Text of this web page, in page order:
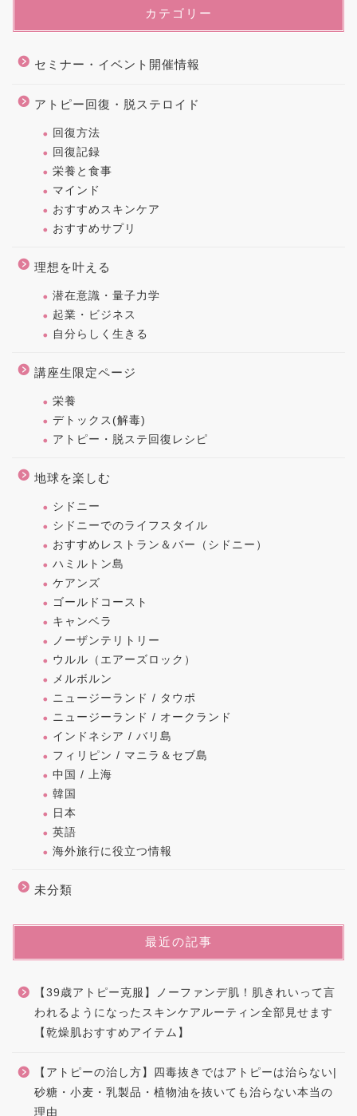
カテゴリー
セミナー・イベント開催情報
アトピー回復・脱ステロイド
回復方法
回復記録
栄養と食事
マインド
おすすめスキンケア
おすすめサプリ
理想を叶える
潜在意識・量子力学
起業・ビジネス
自分らしく生きる
講座生限定ページ
栄養
デトックス(解毒)
アトピー・脱ステ回復レシピ
地球を楽しむ
シドニー
シドニーでのライフスタイル
おすすめレストラン＆バー（シドニー）
ハミルトン島
ケアンズ
ゴールドコースト
キャンベラ
ノーザンテリトリー
ウルル（エアーズロック）
メルボルン
ニュージーランド / タウポ
ニュージーランド / オークランド
インドネシア / バリ島
フィリピン / マニラ＆セブ島
中国 / 上海
韓国
日本
英語
海外旅行に役立つ情報
未分類
最近の記事
【39歳アトピー克服】ノーファンデ肌！肌きれいって言
われるようになったスキンケアルーティン全部見せます
【乾燥肌おすすめアイテム】
【アトピーの治し方】四毒抜きではアトピーは治らない|
砂糖・小麦・乳製品・植物油を抜いても治らない本当の
理由